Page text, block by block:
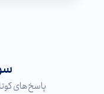
پاسخ‌های